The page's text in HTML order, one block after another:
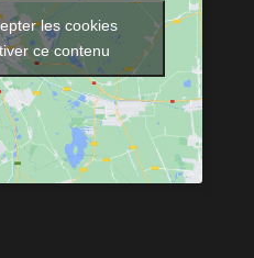
les cookies
ce contenu